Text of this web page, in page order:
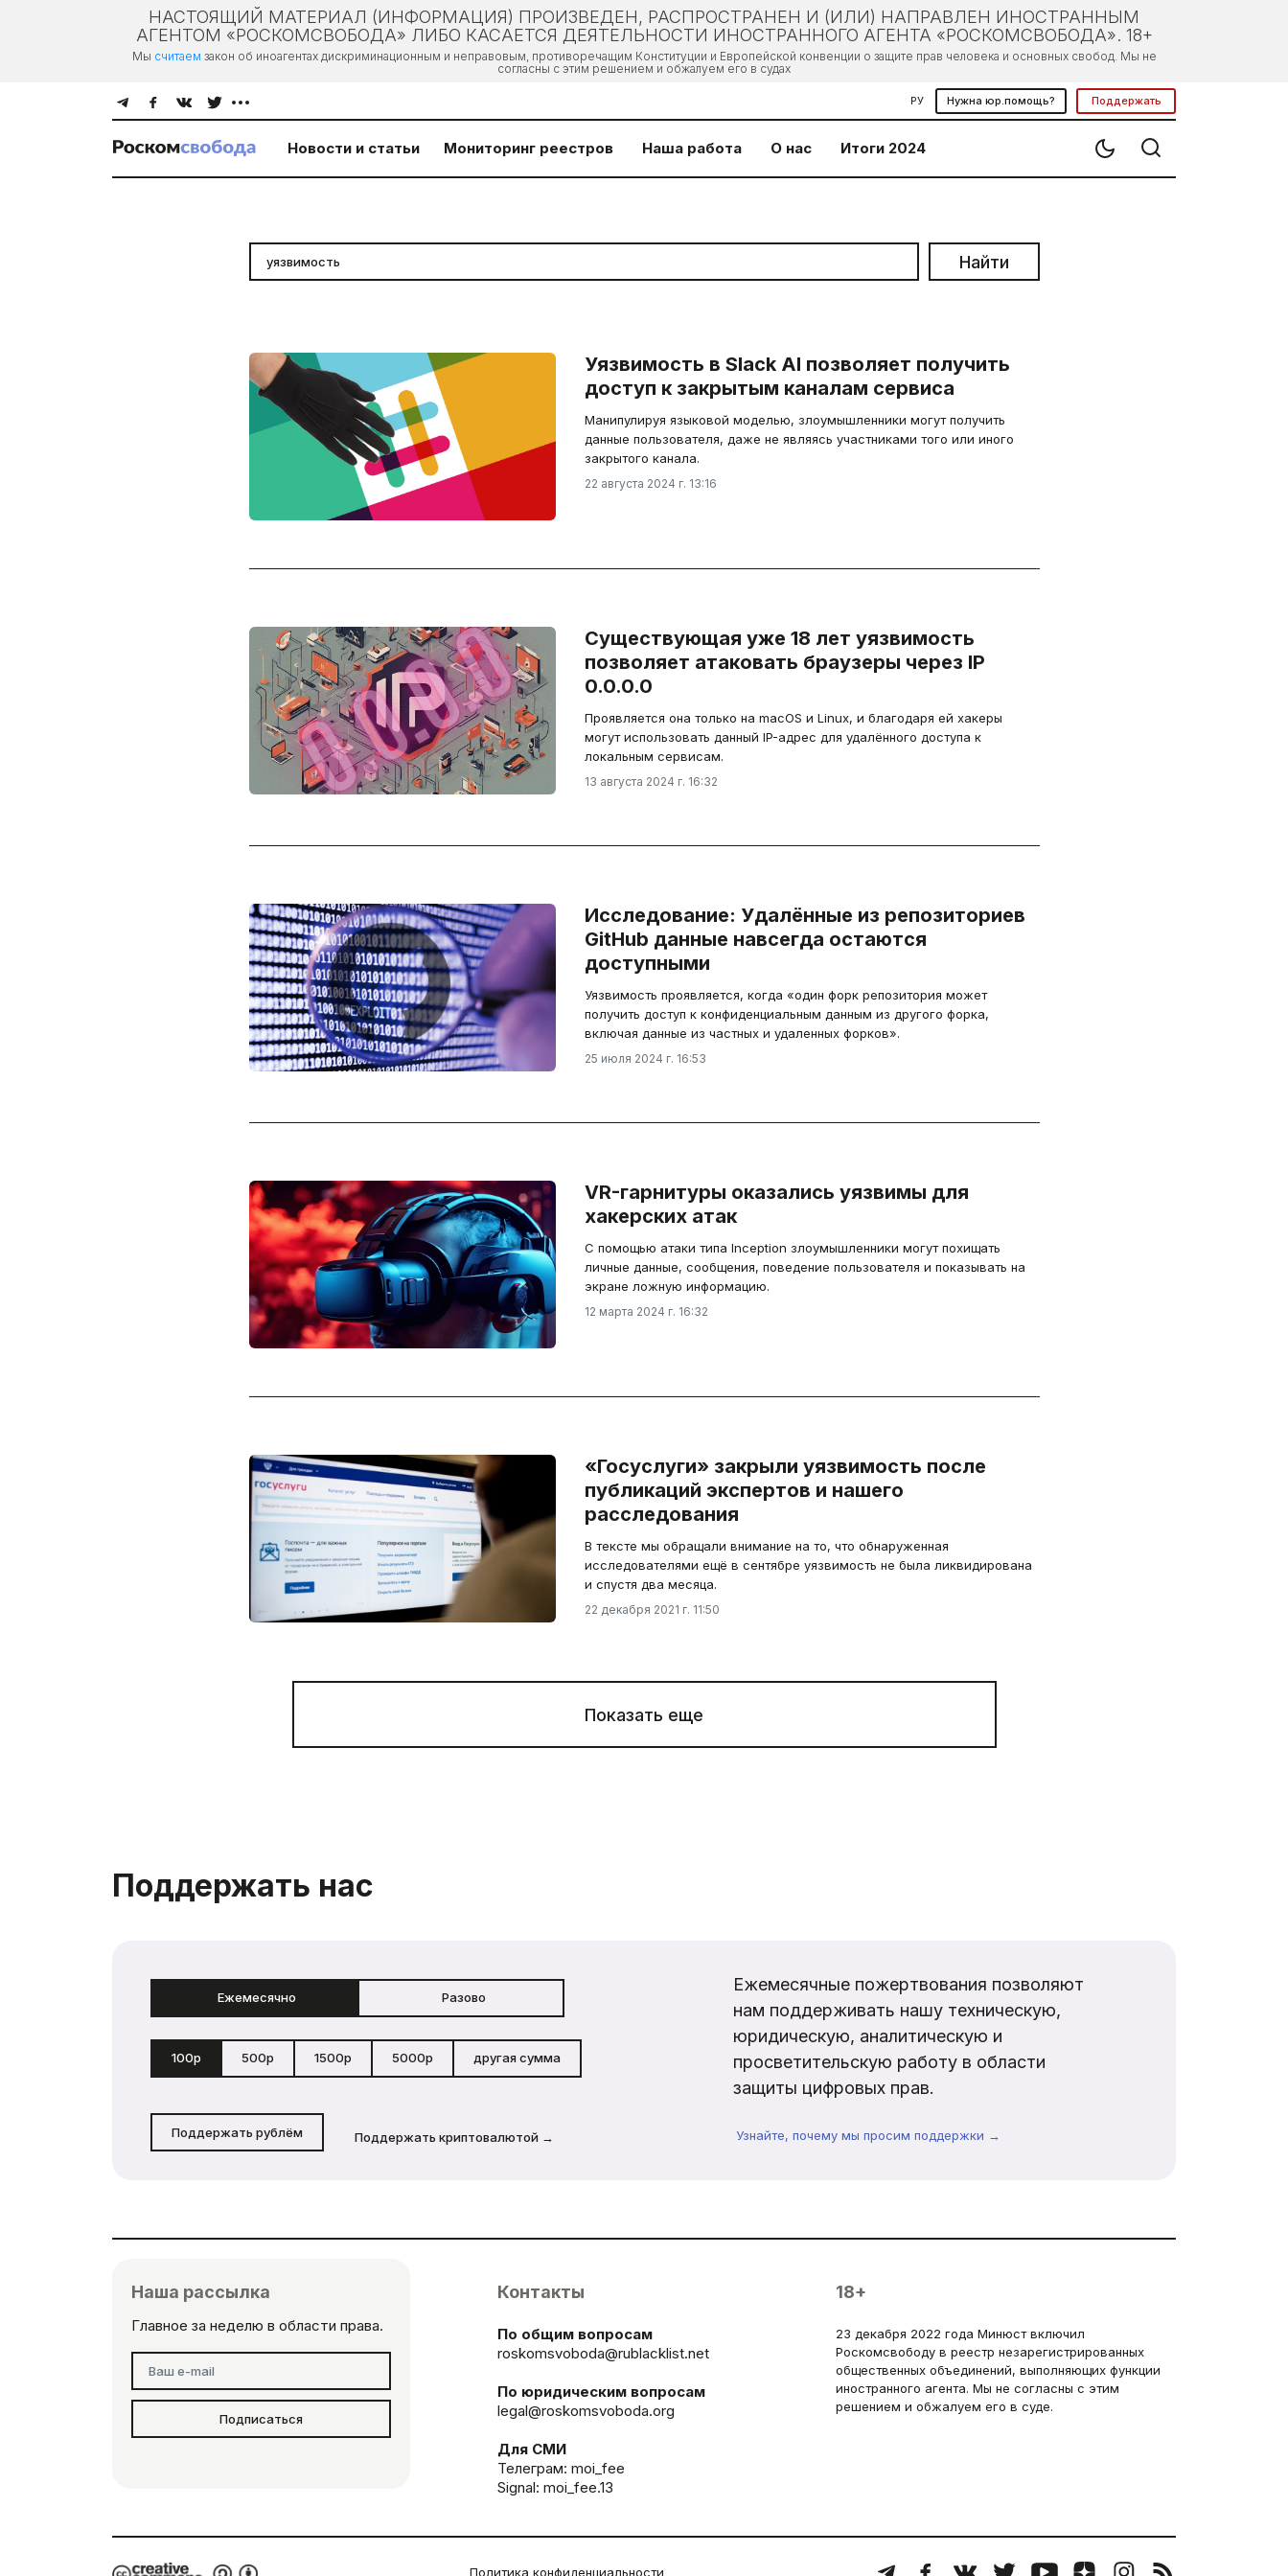
НАСТОЯЩИЙ МАТЕРИАЛ (ИНФОРМАЦИЯ) ПРОИЗВЕДЕН, РАСПРОСТРАНЕН И (ИЛИ) НАПРАВЛЕН ИНОСТРАННЫМ
АГЕНТОМ «РОСКОМСВОБОДА» ЛИБО КАСАЕТСЯ ДЕЯТЕЛЬНОСТИ ИНОСТРАННОГО АГЕНТА «РОСКОМСВОБОДА». 18+
Мы считаем закон об иноагентах дискриминационным и неправовым, противоречащим Конституции и Европейской конвенции о защите прав человека и основных свобод. Мы не
согласны с этим решением и обжалуем его в судах
РУ Нужна юр.помощь? Поддержать
Новости и статьи Мониторинг реестров Наша работа О нас Итоги 2024
Найти
Уязвимость в Slack AI позволяет получить
доступ к закрытым каналам сервиса
Манипулируя языковой моделью, злоумышленники могут получить
данные пользователя, даже не являясь участниками того или иного
закрытого канала.
22 августа 2024 г. 13:16
Существующая уже 18 лет уязвимость
позволяет атаковать браузеры через IP
0.0.0.0
Проявляется она только на macOS и Linux, и благодаря ей хакеры
могут использовать данный IP-адрес для удалённого доступа к
локальным сервисам.
13 августа 2024 г. 16:32
Исследование: Удалённые из репозиториев
GitHub данные навсегда остаются
доступными
Уязвимость проявляется, когда «один форк репозитория может
получить доступ к конфиденциальным данным из другого форка,
включая данные из частных и удаленных форков».
25 июля 2024 г. 16:53
VR-гарнитуры оказались уязвимы для
хакерских атак
С помощью атаки типа Inception злоумышленники могут похищать
личные данные, сообщения, поведение пользователя и показывать на
экране ложную информацию.
12 марта 2024 г. 16:32
«Госуслуги» закрыли уязвимость после
публикаций экспертов и нашего
расследования
В тексте мы обращали внимание на то, что обнаруженная
исследователями ещё в сентябре уязвимость не была ликвидирована
и спустя два месяца.
22 декабря 2021 г. 11:50
Показать еще
Поддержать нас
Ежемесячно Разово
100р 500р 1500р 5000р другая сумма
Поддержать рублём Поддержать криптовалютой →
Ежемесячные пожертвования позволяют
нам поддерживать нашу техническую,
юридическую, аналитическую и
просветительскую работу в области
защиты цифровых прав.
Узнайте, почему мы просим поддержки →
Наша рассылка
Главное за неделю в области права.
Подписаться
Контакты
По общим вопросам
roskomsvoboda@rublacklist.net
По юридическим вопросам
legal@roskomsvoboda.org
Для СМИ
Телеграм: moi_fee
Signal: moi_fee.13
18+
23 декабря 2022 года Минюст включил
Роскомсвободу в реестр незарегистрированных
общественных объединений, выполняющих функции
иностранного агента. Мы не согласны с этим
решением и обжалуем его в суде.
Политика конфиденциальности